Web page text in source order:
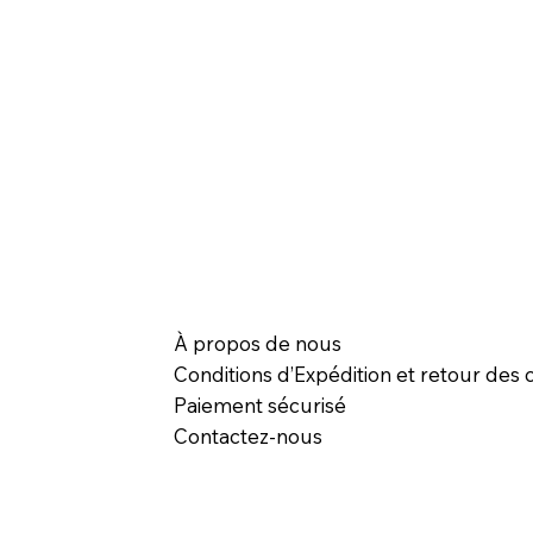
À propos de nous
Conditions d’Expédition et retour des
Paiement sécurisé
Contactez-nous